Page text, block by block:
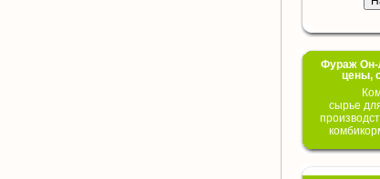
Фураж Он-
цены,
сырье